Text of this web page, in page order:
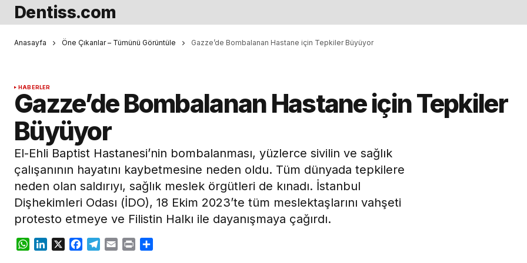
Dentiss.com
Anasayfa Öne Çıkanlar – Tümünü Görüntüle Gazze’de Bombalanan Hastane için Tepkiler Büyüyor
HABERLER
Gazze’de Bombalanan Hastane için Tepkiler
Büyüyor
El-Ehli Baptist Hastanesi’nin bombalanması, yüzlerce sivilin ve sağlık
çalışanının hayatını kaybetmesine neden oldu. Tüm dünyada tepkilere
neden olan saldırıyı, sağlık meslek örgütleri de kınadı. İstanbul
Dişhekimleri Odası (İDO), 18 Ekim 2023’te tüm meslektaşlarını vahşeti
protesto etmeye ve Filistin Halkı ile dayanışmaya çağırdı.
WhatsApp
LinkedIn
X Facebook
Telegram
Email Print